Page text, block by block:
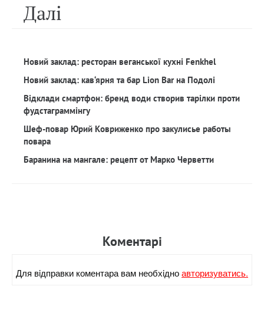
Далi
Новий заклад: ресторан веганської кухні Fenkhel
Новий заклад: кав‘ярня та бар Lion Bar на Подолі
Відклади смартфон: бренд води створив тарілки проти
фудстаграммінгу
Шеф-повар Юрий Ковриженко про закулисье работы
повара
Баранина на мангале: рецепт от Марко Черветти
Коментарi
Для вiдправки коментара вам необхiдноавторизуватись.